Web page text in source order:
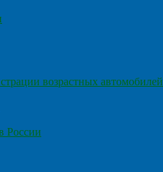
возрастных автомобилей
России